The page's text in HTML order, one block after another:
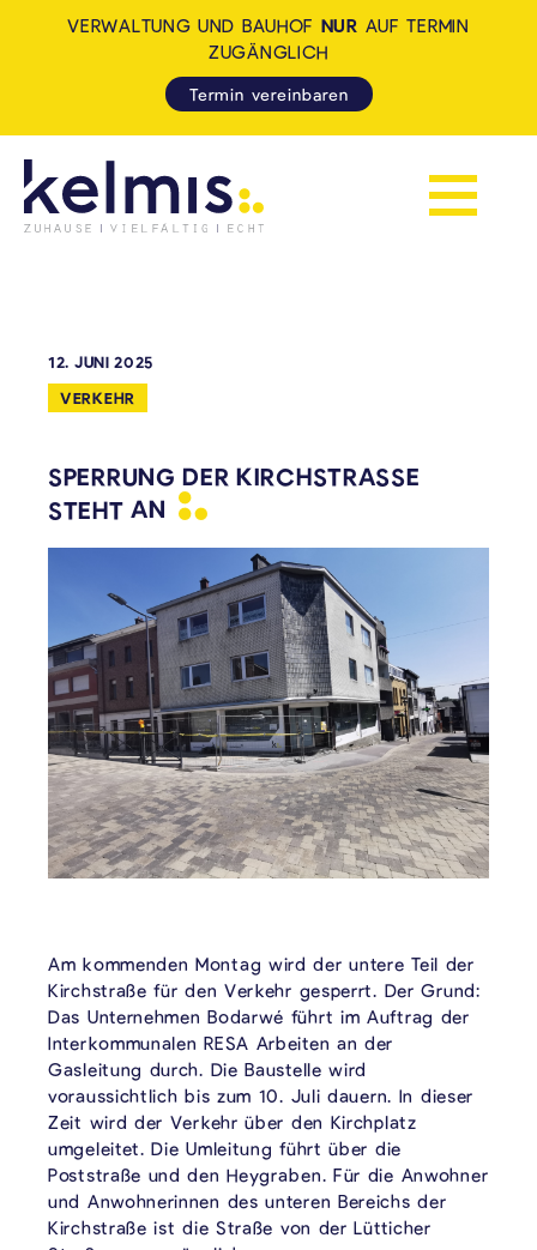
Navigation
VERWALTUNG UND BAUHOF NUR AUF TERMIN
ZUGÄNGLICH
Termin vereinbaren
12. JUNI 2025
VERKEHR
SPERRUNG DER KIRCHSTRASSE S
TEHT AN
Am kommenden Montag wird der untere Teil der
Kirchstraße für den Verkehr gesperrt. Der Grund:
Das Unternehmen Bodarwé führt im Auftrag der
Interkommunalen RESA Arbeiten an der
Gasleitung durch. Die Baustelle wird
voraussichtlich bis zum 10. Juli dauern. In dieser
Zeit wird der Verkehr über den Kirchplatz
umgeleitet. Die Umleitung führt über die
Poststraße und den Heygraben. Für die Anwohner
und Anwohnerinnen des unteren Bereichs der
Kirchstraße ist die Straße von der Lütticher